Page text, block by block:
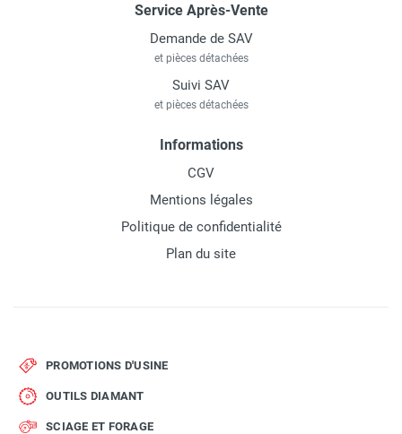
Service Après-Vente
Demande de SAV
et pièces détachées
Suivi SAV
et pièces détachées
Informations
CGV
Mentions légales
Politique de confidentialité
Plan du site
PROMOTIONS D'USINE
OUTILS DIAMANT
SCIAGE ET FORAGE